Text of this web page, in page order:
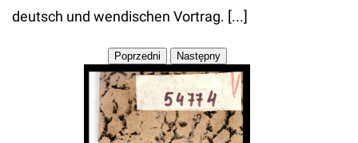
deutsch und wendischen Vortrag. [...]